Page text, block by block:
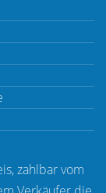
zahlbar vom